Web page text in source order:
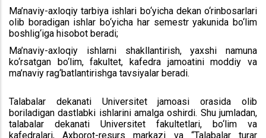
Ma’naviy-axloqiy tarbiya ishlari bo‘yicha dekan o‘rinbosarlari
olib boradigan ishlar bo‘yicha har semestr yakunida bo‘lim
boshlig‘iga hisobot beradi;
Ma’naviy-axloqiy ishlarni shakllantirish, yaxshi namuna
ko‘rsatgan bo‘lim, fakultet, kafedra jamoatini moddiy va
ma’naviy rag‘batlantirishga tavsiyalar beradi.
Talabalar dekanati Universitet jamoasi orasida olib
boriladigan dastlabki ishlarini amalga oshirdi. Shu jumladan,
talabalar dekanati Universitet fakultetlari, bo‘lim va
kafedralari, Axborot-resurs markazi va “Talabalar turar